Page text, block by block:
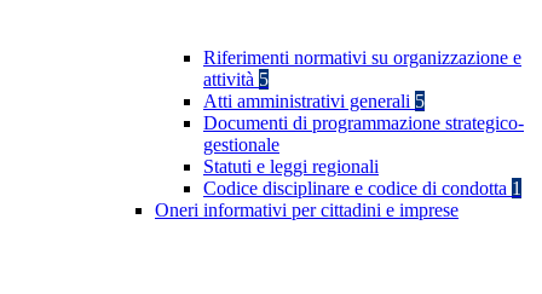
Riferimenti normativi su organizzazione e
attività 5
Atti amministrativi generali 5
Documenti di programmazione strategico-
gestionale
Statuti e leggi regionali
Codice disciplinare e codice di condotta 1
Oneri informativi per cittadini e imprese